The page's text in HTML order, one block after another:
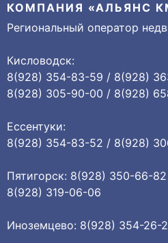
КОМПАНИЯ «АЛЬЯНС
Региональный оператор
Кисловодск:
8(928) 354-83-59 / 8(928)
8(928) 305-90-00 / 8(928)
Ессентуки:
8(928) 354-83-52 / 8(928)
Пятигорск: 8(928) 350-66-
8(928) 319-06-06
Иноземцево: 8(928) 354-26-